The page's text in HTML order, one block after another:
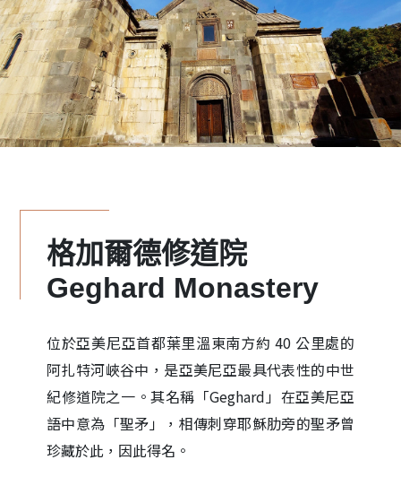
格加爾德修道院
Geghard Monastery
位於亞美尼亞首都葉里溫東南方約 40 公里處的
阿扎特河峽谷中，是亞美尼亞最具代表性的中世
紀修道院之一。其名稱「Geghard」在亞美尼亞
語中意為「聖矛」，相傳刺穿耶穌肋旁的聖矛曾
珍藏於此，因此得名。